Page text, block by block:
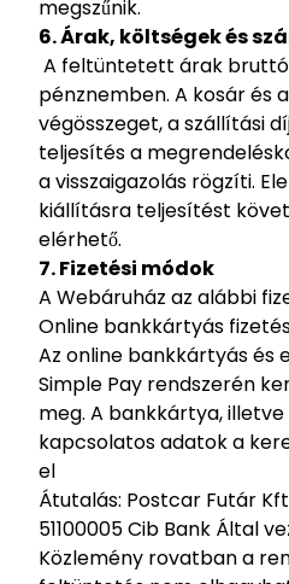
megszűnik.
6. Árak, költségek és
A feltüntetett árak bruttó
pénznemben. A kosár és
végösszeget, a szállítási
teljesítés a
a visszaigazolás rögzíti.
kiállításra teljesítést
elérhető.
7. Fizetési módok
A Webáruház az alábbi
Online bankkártyás
Az online bankkártyás és
Simple Pay rendszerén
meg. A bankkártya,
kapcsolatos adatok a
el
Átutalás: Postcar Futár
51100005 Cib Bank Által
Közlemény rovatban a